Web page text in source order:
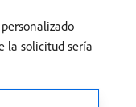
la solicitud sería